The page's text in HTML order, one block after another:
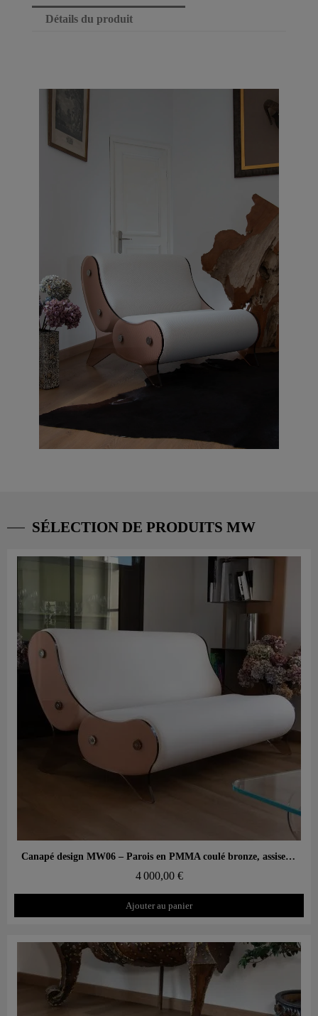
Détails du produit
SÉLECTION DE PRODUITS MW
Aperçu rapide Canapé design MW06 – Parois en PMMA coulé bronze, assise en mousse
4 000,00 €
Ajouter au panier